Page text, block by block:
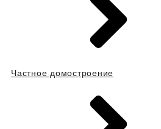
Частное домостроение